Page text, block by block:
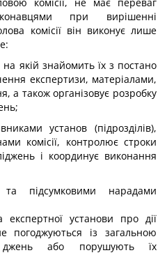
при вирішенні
комісії він виконує лише
якій знайомить їх з постано
експертизи, матеріалами,
а також організовує розробку
установ (підрозділів),
комісії, контролює строки
і координує виконання
підсумковими нарадами
експертної установи про дії
погоджуються із загальною
джень або порушують їх